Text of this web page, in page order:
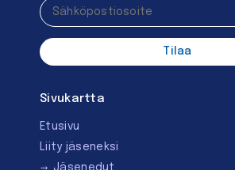
Sivukartta
Etusivu
Liity jäseneksi
Jäsenedut